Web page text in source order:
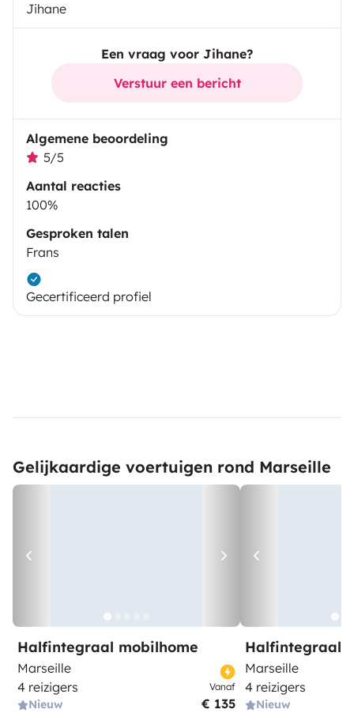
Jihane
Een vraag voor Jihane?
Verstuur een bericht
Algemene beoordeling
5/5
Aantal reacties
100%
Gesproken talen
Frans
Gecertificeerd profiel
Gelijkaardige voertuigen rond Marseille
Halfintegraal mobilhome
Marseille
4 reizigers
Nieuw
Vanaf
€ 135
Halfintegraal
Marseille
4 reizigers
Nieuw